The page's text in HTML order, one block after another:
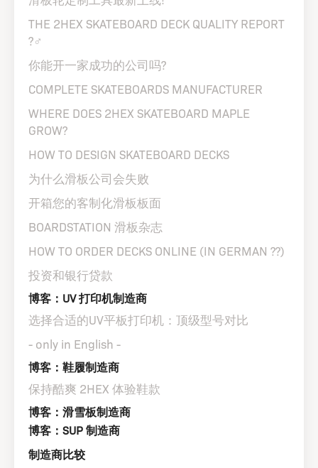
THE 2HEX SKATEBOARD DECK QUALITY REPORT
?️‍♂️
你能开一家成功的公司吗?
COMPLETE SKATEBOARDS MANUFACTURER
WHERE DOES 2HEX SKATEBOARD MAPLE
GROW?
HOW TO DESIGN SKATEBOARD DECKS
为什么滑板公司会失败
开箱您的客制化滑板板面
BOARDSTATION 滑板杂志
HOW TO ORDER DECKS ONLINE (IN GERMAN ??)
投资和银行贷款
博客：UV 打印机制造商
选择合适的UV平板打印机：顶级型号对比
- only in English -
博客：鞋履制造商
保持酷爽 2HEX 体验鞋款
博客：滑雪板制造商
博客：SUP 制造商
制造商比较